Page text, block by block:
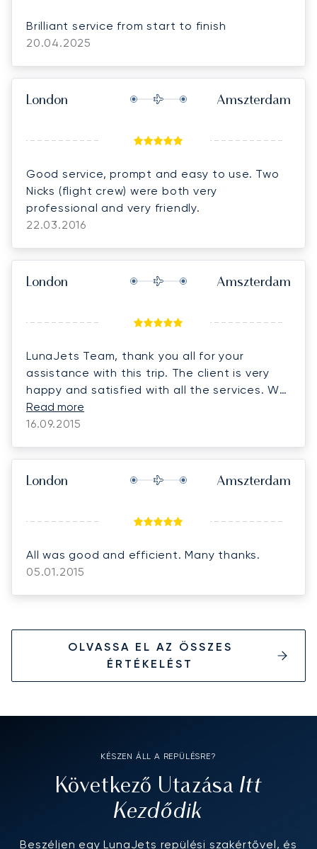
Brilliant service from start to finish
20.04.2025
London Amszterdam
Good service, prompt and easy to use. Two
Nicks (flight crew) were both very
professional and very friendly.
22.03.2016
London Amszterdam
LunaJets Team, thank you all for your
assistance with this trip. The client is very
happy and satisfied with all the services. We
will be in touch for his next trip in the next
few weeks for planning.
Read more
16.09.2015
London Amszterdam
All was good and efficient. Many thanks.
05.01.2015
OLVASSA EL AZ ÖSSZES
ÉRTÉKELÉST
KÉSZEN ÁLL A REPÜLÉSRE?
Következő Utazása Itt
Kezdődik
Beszéljen egy LunaJets repülési szakértővel, és